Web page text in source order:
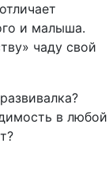
и малыша.
чаду свой
в любой